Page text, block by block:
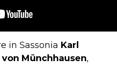
in Sassonia Karl
Münchhausen,